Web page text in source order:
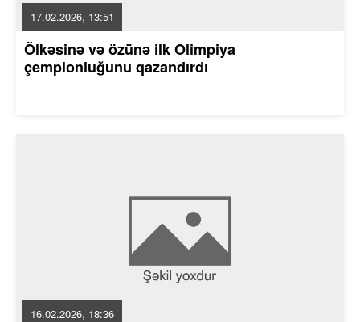
17.02.2026, 13:51
Ölkəsinə və özünə ilk Olimpiya
çempionluğunu qazandırdı
16.02.2026, 18:36